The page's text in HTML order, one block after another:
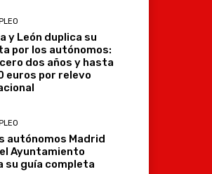
y León duplica su
por los autónomos:
dos años y hasta
euros por relevo
autónomos Madrid
Ayuntamiento
su guía completa